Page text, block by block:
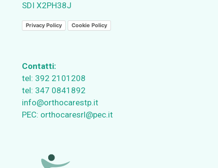
SDI X2PH38J
Privacy Policy Cookie Policy
Contatti:
tel: 392 2101208
tel: 347 0841892
info@orthocarestp.it
PEC: orthocaresrl@pec.it